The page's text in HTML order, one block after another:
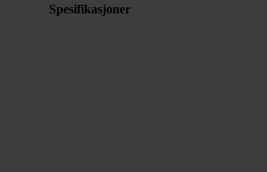
Spesifikasjoner